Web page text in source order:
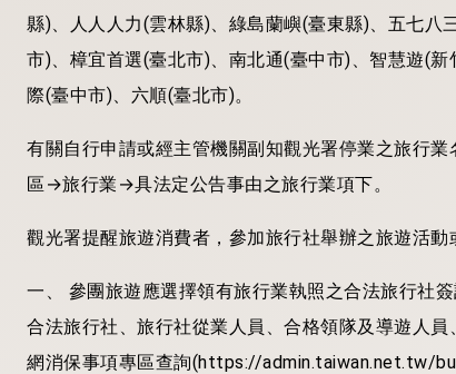
縣)、人人人力(雲林縣)、綠島蘭嶼(臺東縣)、五七
市)、樟宜首選(臺北市)、南北通(臺中市)、智慧遊(
際(臺中市)、六順(臺北市)。
有關自行申請或經主管機關副知觀光署停業之旅行
區→旅行業→具法定公告事由之旅行業項下。
觀光署提醒旅遊消費者，參加旅行社舉辦之旅遊活
一、 參團旅遊應選擇領有旅行業執照之合法旅行社
合法旅行社、旅行社從業人員、合格領隊及導遊人
網消保事項專區查詢(https://admin.taiwan.net.tw/